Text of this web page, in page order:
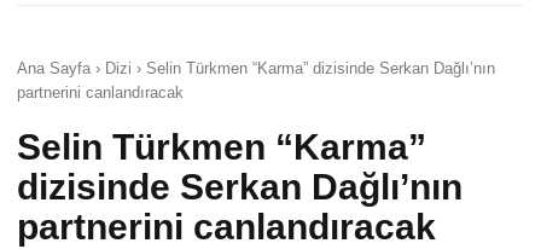
Ana Sayfa › Dizi › Selin Türkmen “Karma” dizisinde Serkan Dağlı’nın
partnerini canlandıracak
Selin Türkmen “Karma”
dizisinde Serkan Dağlı’nın
partnerini canlandıracak